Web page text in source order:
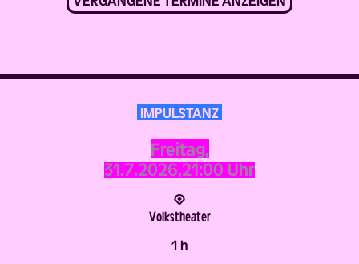
IMPULSTANZ
Freitag,
31.7.2026,21:00 Uhr
1 h
Volks­theater